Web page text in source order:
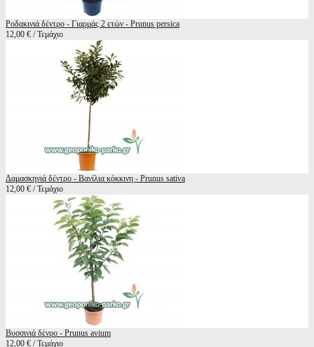
Ροδακινιά δέντρο - Γιαρμάς 2 ετών - Prunus persica
12,00 € / Τεμάχιο
Δαμασκηνιά δέντρο - Βανίλια κόκκινη - Prunus sativa
12,00 € / Τεμάχιο
Βυσσινιά δένρο - Prunus avium
12,00 € / Τεμάχιο